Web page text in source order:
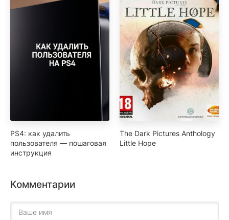
PS4: как удалить
пользователя — пошаговая
инструкция
The Dark Pictures Anthology
Little Hope
Комментарии